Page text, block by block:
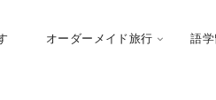
オーダーメイド旅行 語